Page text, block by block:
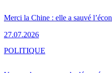
Merci la Chine : elle a sauvé
27.07.2026
POLITIQUE